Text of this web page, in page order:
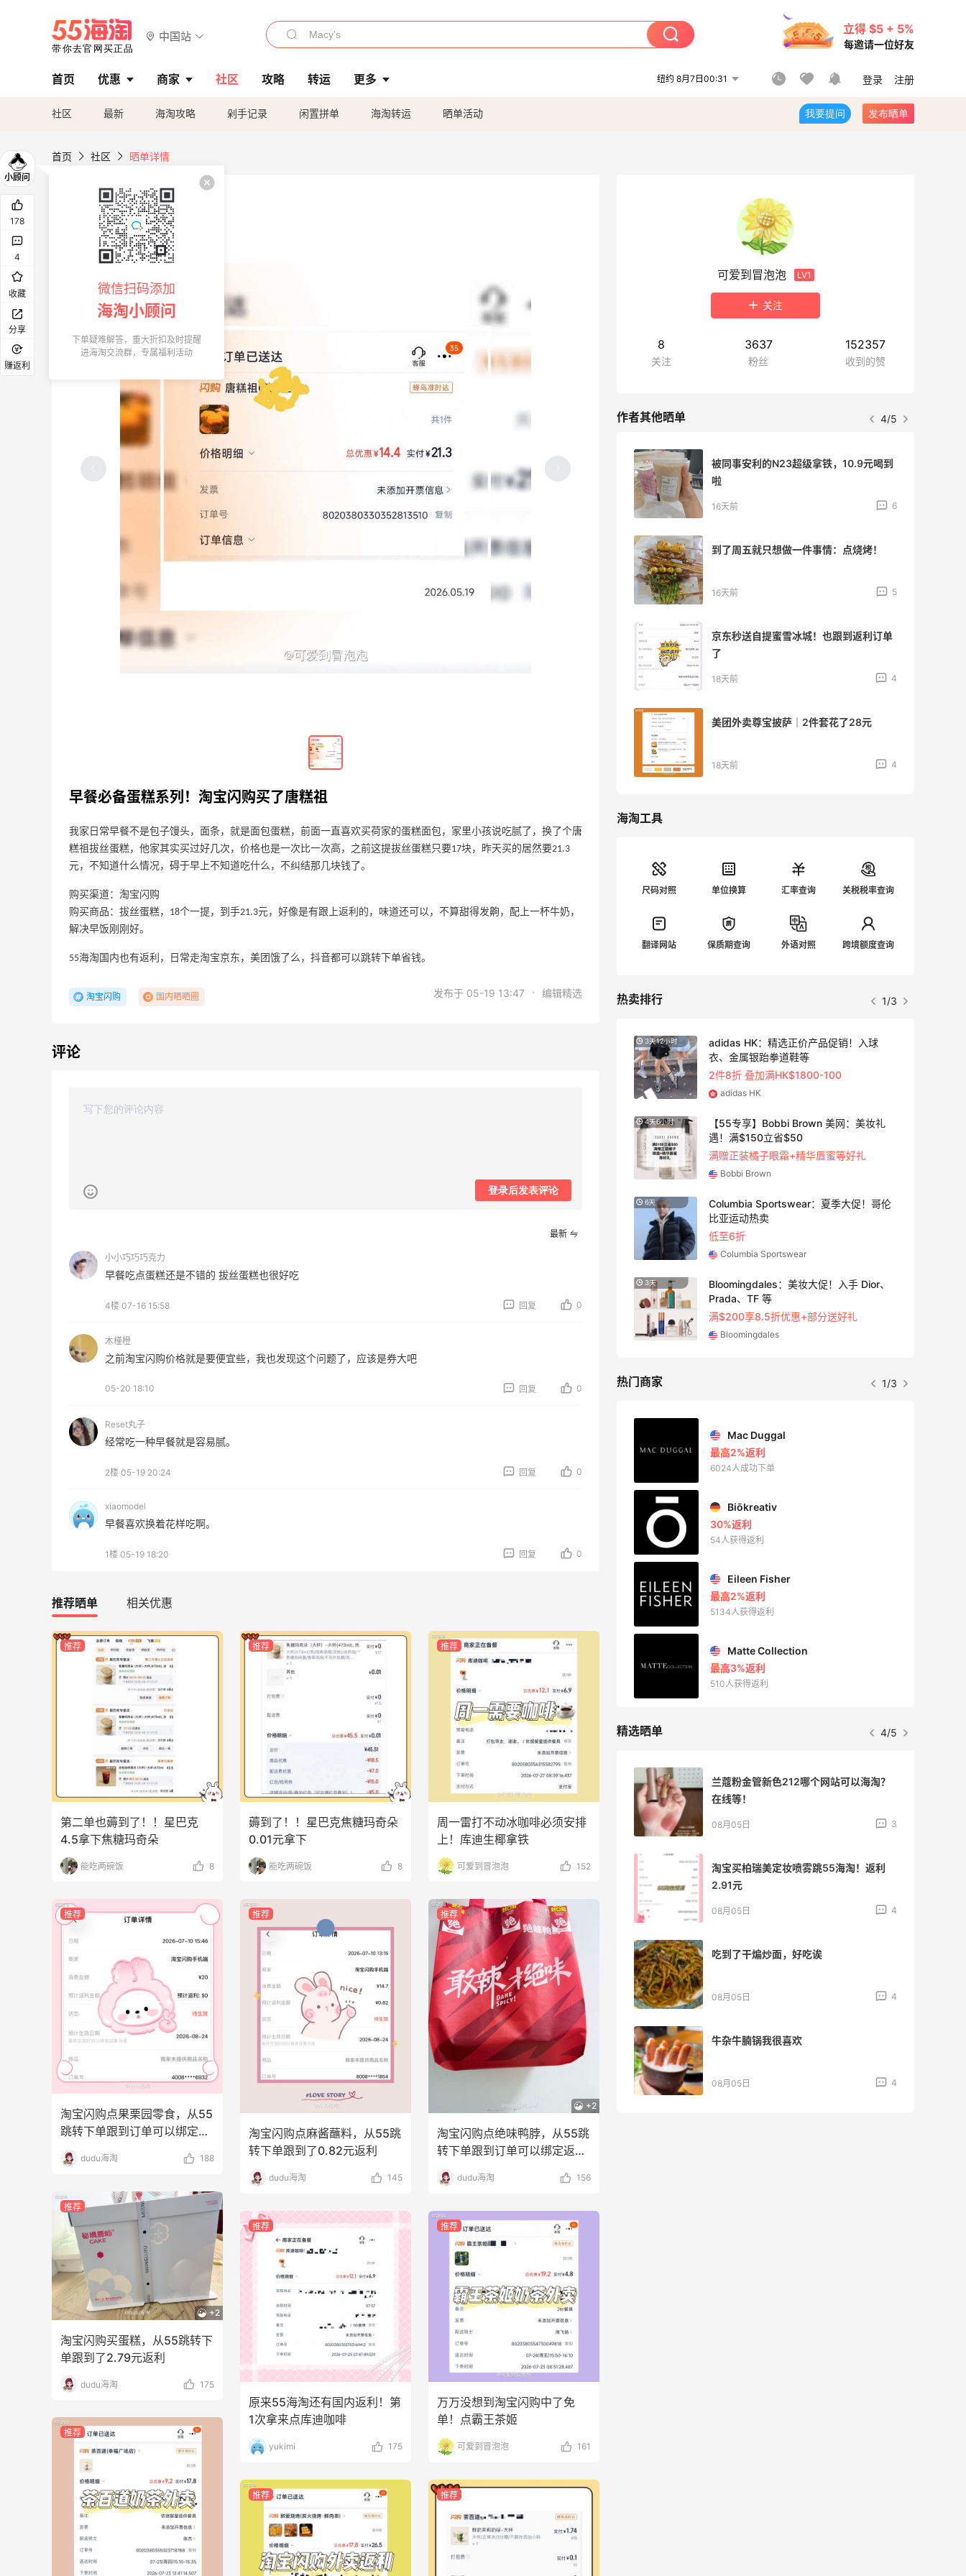
中国站
立得 $5 + 5%
每邀请一位好友
首页 优惠 商家 社区 攻略 转运 更多 纽约 8月7日00:31 登录 注册
社区 最新 海淘攻略 剁手记录 闲置拼单 海淘转运 晒单活动 我要提问 发布晒单
首页 社区 晒单详情
早餐必备蛋糕系列！淘宝闪购买了唐糕祖
我家日常早餐不是包子馒头，面条，就是面包蛋糕，前面一直喜欢买荷家的蛋糕面包，家里小孩说吃腻了，换了个唐
糕祖拔丝蛋糕，他家其实买过好几次，价格也是一次比一次高，之前这提拔丝蛋糕只要17块，昨天买的居然要21.3
元，不知道什么情况，碍于早上不知道吃什么，不纠结那几块钱了。
购买渠道：淘宝闪购
购买商品：拔丝蛋糕，18个一提，到手21.3元，好像是有跟上返利的，味道还可以，不算甜得发齁，配上一杯牛奶，
解决早饭刚刚好。
55海淘国内也有返利，日常走淘宝京东，美团饿了么，抖音都可以跳转下单省钱。
淘宝闪购 国内晒晒圈 发布于 05-19 13:47 · 编辑精选
评论
登录后发表评论
最新
小小巧巧巧克力
早餐吃点蛋糕还是不错的 拔丝蛋糕也很好吃
4楼 07-16 15:58 回复 0
木槿橙
之前淘宝闪购价格就是要便宜些，我也发现这个问题了，应该是券大吧
05-20 18:10 回复 0
Reset丸子
经常吃一种早餐就是容易腻。
2楼 05-19 20:24 回复 0
xiaomodel
早餐喜欢换着花样吃啊。
1楼 05-19 18:20 回复 0
推荐晒单 相关优惠
推荐
第二单也薅到了！！星巴克
4.5拿下焦糖玛奇朵
能吃两碗饭 8
推荐
淘宝闪购点果栗园零食，从55
跳转下单跟到订单可以绑定返
利券
dudu海淘 188
推荐
+2
淘宝闪购买蛋糕，从55跳转下
单跟到了2.79元返利
dudu海淘 175
推荐
推荐
薅到了！！星巴克焦糖玛奇朵
0.01元拿下
能吃两碗饭 8
推荐
淘宝闪购点麻酱蘸料，从55跳
转下单跟到了0.82元返利
dudu海淘 145
推荐
原来55海淘还有国内返利！第
1次拿来点库迪咖啡
yukimi 175
推荐
推荐
周一雷打不动冰咖啡必须安排
上！库迪生椰拿铁
可爱到冒泡泡 152
推荐
+2
淘宝闪购点绝味鸭脖，从55跳
转下单跟到订单可以绑定返利
券o
dudu海淘 156
推荐
万万没想到淘宝闪购中了免
单！点霸王茶姬
可爱到冒泡泡 161
推荐
可爱到冒泡泡 LV1
关注
8
关注
3637
粉丝
152357
收到的赞
作者其他晒单 4/5
2026海淘就买了这几家！拖后腿了
2026海淘转运盘点！润东成了救命稻草~
美团外卖拼单古茗奶茶！居然也有返利
京东秒送外卖自提库迪咖啡！4.9元也有
16天前
被同事安利的N23超级拿铁，10.9元喝到
啦
16天前 6
到了周五就只想做一件事情：点烧烤！
16天前 5
京东秒送自提蜜雪冰城！也跟到返利订单
了
18天前 4
美团外卖尊宝披萨｜2件套花了28元
18天前 4
海淘工具
尺码对照 单位换算 汇率查询 关税税率查询
翻译网站 保质期查询 外语对照 跨境额度查询
热卖排行 1/3
Mytheresa
Bloomingdales：时尚热卖！入手珑骧、
Tory Burch、拉夫劳伦等
Bloomingdales
预售！Harrods 2026 高端美妆圣诞日历
3天12小时
adidas HK：精选正价产品促销！入球
衣、金属银跆拳道鞋等
2件8折 叠加满HK$1800-100
adidas HK
4天6小时
【55专享】Bobbi Brown 美网：美妆礼
遇！满$150立省$50
满赠正装橘子眼霜+精华唇蜜等好礼
Bobbi Brown
6天
Columbia Sportswear：夏季大促！哥伦
比亚运动热卖
低至6折
Columbia Sportswear
3天
Bloomingdales：美妆大促！入手 Dior、
Prada、TF 等
满$200享8.5折优惠+部分送好礼
Bloomingdales
热门商家 1/3
ERGO Baby
62人获得返利
Belly Bandit
4%返利
最高10%返利
282人获得返利
RFM Denim
6%返利
85人获得返利
Mac Duggal
最高2%返利
6024人成功下单
Biōkreativ
30%返利
54人获得返利
Eileen Fisher
最高2%返利
5134人获得返利
Matte Collection
最高3%返利
510人获得返利
精选晒单 4/5
Bobbi Brown美网2026黑五海淘活动什
么时候开始？
08月06日 3
碳水快乐｜童年回忆李先生牛肉面🍜
08月06日
户外运动防-晒｜蜜丝婷开挂摇摇乐实测
🏃
08月06日 3
Evelom卸妆膏--卸妆膏中的“爱马仕”
08月05日 4
FWRD黑五2026海淘奢侈品折扣力度大
08月05日
FWRD美网2026黑五海淘活动什么时候
08月05日
【黑五海淘攻略】Bobbi Brown黑五
2026海淘折扣预测！
08月05日
柏瑞美黑瓶和白瓶哪个好用？混油皮选了
黑瓶
兰蔻粉金管新色212哪个网站可以海淘？
在线等！
08月05日 3
淘宝买柏瑞美定妆喷雾跳55海淘！返利
2.91元
08月05日 4
吃到了干煸炒面，好吃诶
08月05日 4
牛杂牛腩锅我很喜欢
08月05日 4
178
4
收藏
分享
赚返利
微信扫码添加
海淘小顾问
下单疑难解答，重大折扣及时提醒
进海淘交流群，专属福利活动